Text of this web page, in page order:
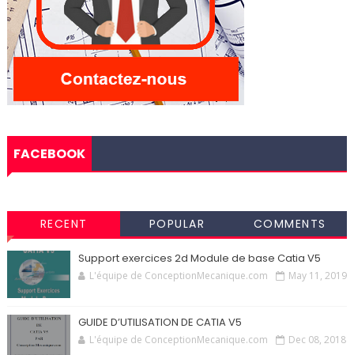
FACEBOOK
RECENT POPULAR COMMENTS
Support exercices 2d Module de base Catia V5
L'équipe de ConceptionMecanique.com May 11, 2019
GUIDE D’UTILISATION DE CATIA V5
L'équipe de ConceptionMecanique.com Dec 08, 2018